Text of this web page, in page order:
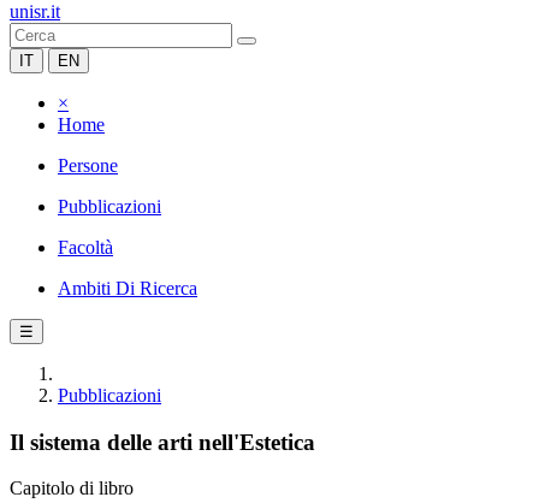
unisr.it
IT EN
×
Home
Persone
Pubblicazioni
Facoltà
Ambiti Di Ricerca
☰
Pubblicazioni
Il sistema delle arti nell'Estetica
Capitolo di libro